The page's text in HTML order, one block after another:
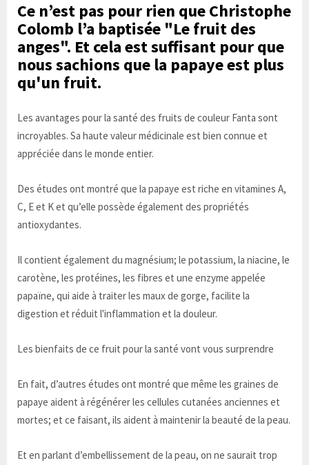
Ce n’est pas pour rien que Christophe
Colomb l’a baptisée "Le fruit des
anges". Et cela est suffisant pour que
nous sachions que la papaye est plus
qu'un fruit.
Les avantages pour la santé des fruits de couleur Fanta sont
incroyables. Sa haute valeur médicinale est bien connue et
appréciée dans le monde entier.
Des études ont montré que la papaye est riche en vitamines A,
C, E et K et qu’elle possède également des propriétés
antioxydantes.
Il contient également du magnésium; le potassium, la niacine, le
carotène, les protéines, les fibres et une enzyme appelée
papaïne, qui aide à traiter les maux de gorge, facilite la
digestion et réduit l'inflammation et la douleur.
Les bienfaits de ce fruit pour la santé vont vous surprendre
En fait, d’autres études ont montré que même les graines de
papaye aident à régénérer les cellules cutanées anciennes et
mortes; et ce faisant, ils aident à maintenir la beauté de la peau.
Et en parlant d’embellissement de la peau, on ne saurait trop